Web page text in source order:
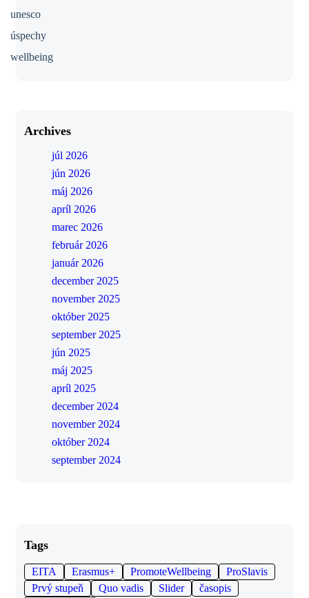
unesco
úspechy
wellbeing
Archives
júl 2026
jún 2026
máj 2026
apríl 2026
marec 2026
február 2026
január 2026
december 2025
november 2025
október 2025
september 2025
jún 2025
máj 2025
apríl 2025
december 2024
november 2024
október 2024
september 2024
Tags
EITA Erasmus+ PromoteWellbeing
ProSlavis
Prvý stupeň
Quo vadis Slider
časopis